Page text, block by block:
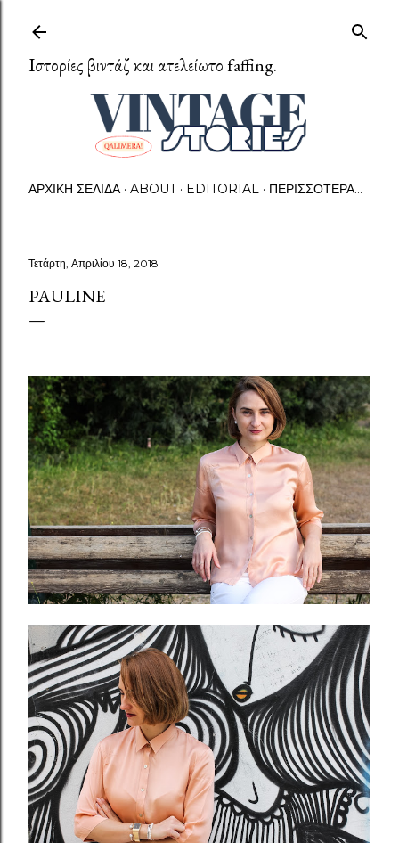
Ιστορίες βιντάζ και ατελείωτο faffing.
ΑΡΧΙΚΉ ΣΕΛΊΔΑ ABOUT EDITORIAL ΠΕΡΙΣΣΌΤΕΡΑ…
Τετάρτη, Απριλίου 18, 2018
PAULINE